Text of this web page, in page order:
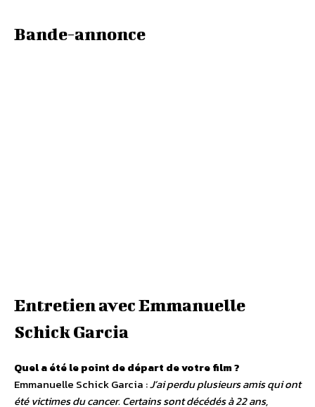
Bande-annonce
Entretien avec Emmanuelle
Schick Garcia
Quel a été le point de départ de votre film ?
Emmanuelle Schick Garcia :J’ai perdu plusieurs amis qui ont
été victimes du cancer. Certains sont décédés à 22 ans,